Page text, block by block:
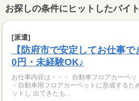
お探しの条件にヒットしたバイ
[派遣]
【防府市で安定してお仕事
0円・未経験OK♪
お仕事内容は・・・ 自動車フロアカーペ
・自動車用フロアカーペットに形成するた
ットし 出てきたも...